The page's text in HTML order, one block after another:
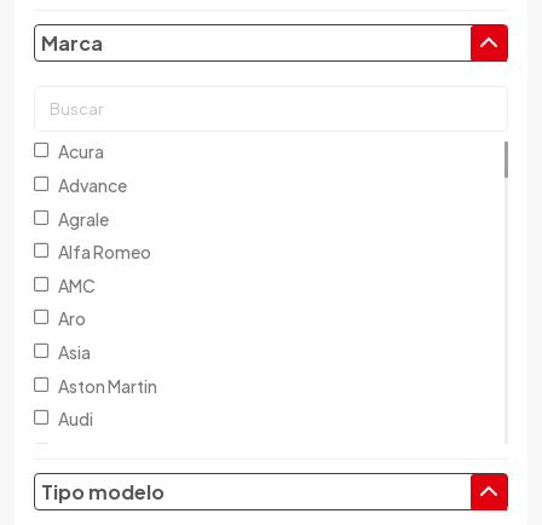
Marca
Acura
Advance
Agrale
Alfa Romeo
AMC
Aro
Asia
Aston Martin
Audi
Baic
Tipo modelo